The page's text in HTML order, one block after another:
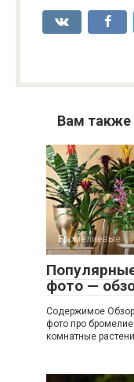
Вам также
Бромелиевые
фото —
Содержимое
фото про
комнатные